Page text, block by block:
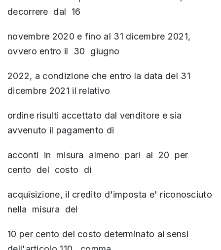
decorrere dal 16
novembre 2020 e fino al 31 dicembre 2021,
ovvero entro il 30 giugno
2022, a condizione che entro la data del 31
dicembre 2021 il relativo
ordine risulti accettato dal venditore e sia
avvenuto il pagamento di
acconti in misura almeno pari al 20 per
cento del costo di
acquisizione, il credito d'imposta e' riconosciuto
nella misura del
10 per cento del costo determinato ai sensi